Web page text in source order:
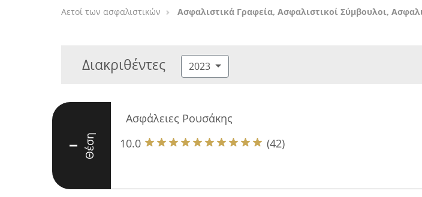
Αετοί των ασφαλιστικών Ασφαλιστικά Γραφεία, Ασφαλιστικοί Σύμβουλοι,
Διακριθέντες 2023
I Θέση
Ασφάλειες Ρουσάκης
10.0
(42)